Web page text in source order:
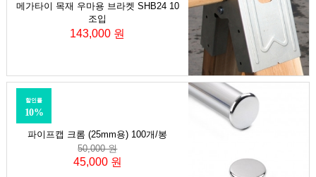
메가타이 목재 우마용 브라켓 SHB24 10
조입
143,000 원
파이프캡 크롬 (25mm용) 100개/봉
할인률
10%
50,000 원
45,000 원